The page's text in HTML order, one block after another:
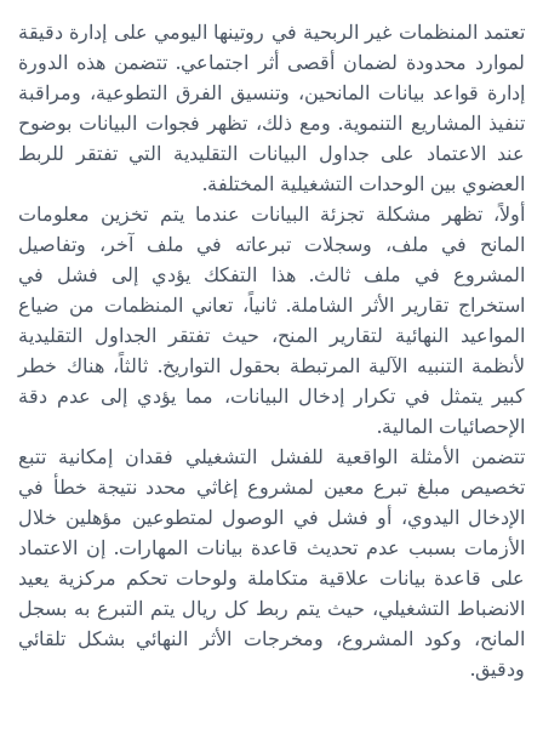
تعتمد المنظمات غير الربحية في روتينها اليومي على إدارة دقيقة
لموارد محدودة لضمان أقصى أثر اجتماعي. تتضمن هذه الدورة
إدارة قواعد بيانات المانحين، وتنسيق الفرق التطوعية، ومراقبة
تنفيذ المشاريع التنموية. ومع ذلك، تظهر فجوات البيانات بوضوح
عند الاعتماد على جداول البيانات التقليدية التي تفتقر للربط
العضوي بين الوحدات التشغيلية المختلفة.
أولاً، تظهر مشكلة تجزئة البيانات عندما يتم تخزين معلومات
المانح في ملف، وسجلات تبرعاته في ملف آخر، وتفاصيل
المشروع في ملف ثالث. هذا التفكك يؤدي إلى فشل في
استخراج تقارير الأثر الشاملة. ثانياً، تعاني المنظمات من ضياع
المواعيد النهائية لتقارير المنح، حيث تفتقر الجداول التقليدية
لأنظمة التنبيه الآلية المرتبطة بحقول التواريخ. ثالثاً، هناك خطر
كبير يتمثل في تكرار إدخال البيانات، مما يؤدي إلى عدم دقة
الإحصائيات المالية.
تتضمن الأمثلة الواقعية للفشل التشغيلي فقدان إمكانية تتبع
تخصيص مبلغ تبرع معين لمشروع إغاثي محدد نتيجة خطأ في
الإدخال اليدوي، أو فشل في الوصول لمتطوعين مؤهلين خلال
الأزمات بسبب عدم تحديث قاعدة بيانات المهارات. إن الاعتماد
على قاعدة بيانات علاقية متكاملة ولوحات تحكم مركزية يعيد
الانضباط التشغيلي، حيث يتم ربط كل ريال يتم التبرع به بسجل
المانح، وكود المشروع، ومخرجات الأثر النهائي بشكل تلقائي
ودقيق.